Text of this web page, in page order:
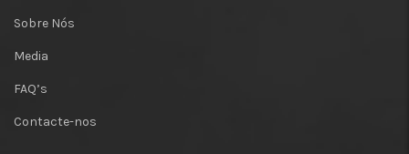
Sobre Nós
Media
FAQ’s
Contacte-nos